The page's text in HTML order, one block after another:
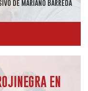
de Mariano Barreda
EN